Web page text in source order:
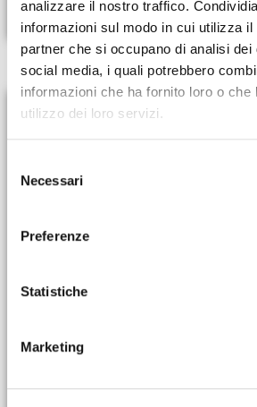
analizzare il nostro traffico.
informazioni sul modo in cui utilizza
partner che si occupano di analisi dei
social media, i quali potrebbero
informazioni che ha fornito loro o che
utilizzo dei loro servizi.
delNecessari
Preferenze
Statistiche
Marketing